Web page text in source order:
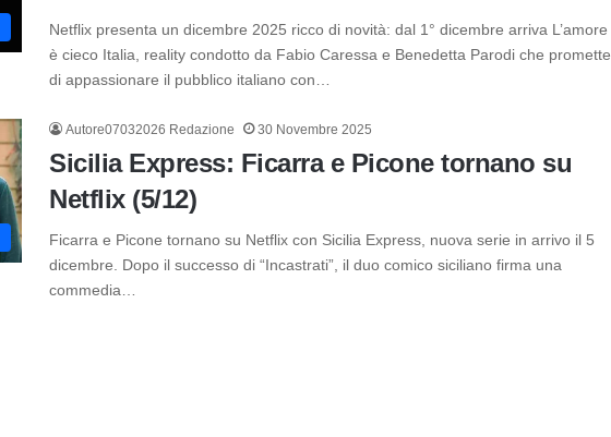
Netflix presenta un dicembre 2025 ricco di novità: dal 1° dicembre arriva L’amore
è cieco Italia, reality condotto da Fabio Caressa e Benedetta Parodi che promette
di appassionare il pubblico italiano con…
Autore07032026 Redazione 30 Novembre 2025
Sicilia Express: Ficarra e Picone tornano su
Netflix (5/12)
Ficarra e Picone tornano su Netflix con Sicilia Express, nuova serie in arrivo il 5
dicembre. Dopo il successo di “Incastrati”, il duo comico siciliano firma una
commedia…